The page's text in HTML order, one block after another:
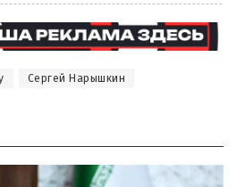
Сергей Нарышкин